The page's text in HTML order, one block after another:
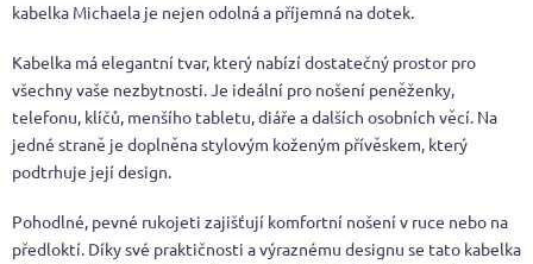
kabelka Michaela je nejen odolná a příjemná na dotek.
Kabelka má elegantní tvar, který nabízí dostatečný prostor pro
všechny vaše nezbytnosti. Je ideální pro nošení peněženky,
telefonu, klíčů, menšího tabletu, diáře a dalších osobních věcí. Na
jedné straně je doplněna stylovým koženým přívěskem, který
podtrhuje její design.
Pohodlné, pevné rukojeti zajišťují komfortní nošení v ruce nebo na
předloktí. Díky své praktičnosti a výraznému designu se tato kabelka